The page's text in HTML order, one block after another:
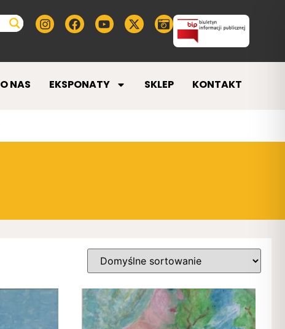
O NAS EKSPONATY SKLEP KONTAKT